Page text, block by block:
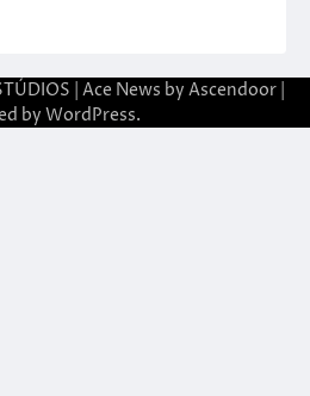
| Ace News by Ascendoor|
by WordPress.